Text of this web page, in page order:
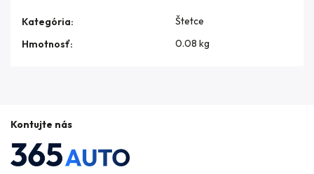
Kategória:
Štetce
Hmotnosť: 0.08 kg
Kontujte nás